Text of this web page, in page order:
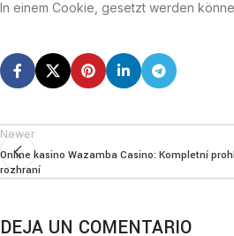
In einem Cookie, gesetzt werden
Newer
Online kasino Wazamba Casino: Kompletní
rozhraní
DEJA UN COMENTARIO